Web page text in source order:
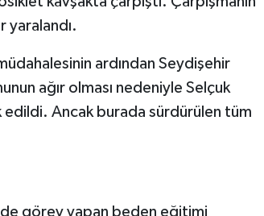
yaralandı.
ardından Seydişehir
ağır olması nedeniyle Selçuk
Ancak burada sürdürülen tüm
görev yapan beden eğitimi